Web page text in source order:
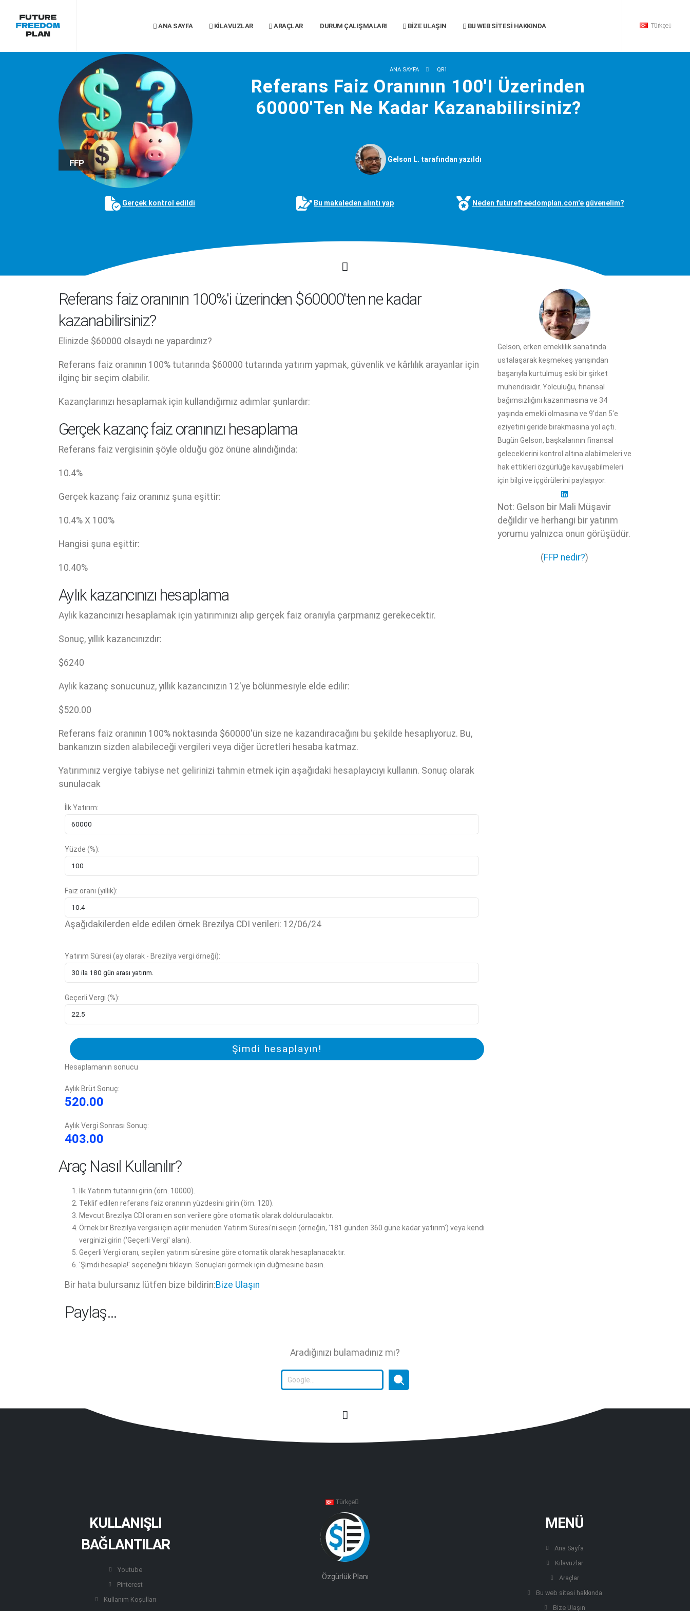
ANA SAYFA KILAVUZLAR ARAÇLAR DURUM ÇALIŞMALARI BIZE ULAŞIN BU WEB SITESI HAKKINDA Türkçe
FFP
ANA SAYFA QR1
Referans Faiz Oranının 100'I Üzerinden
60000'Ten Ne Kadar Kazanabilirsiniz?
Gelson L. tarafından yazıldı
Gerçek kontrol edildi Bu makaleden alıntı yap Neden futurefreedomplan.com'e güvenelim?
Referans faiz oranının 100%'i üzerinden $60000'ten ne kadar
kazanabilirsiniz?
Elinizde $60000 olsaydı ne yapardınız?
Referans faiz oranının 100% tutarında $60000 tutarında yatırım yapmak, güvenlik ve kârlılık arayanlar için
ilginç bir seçim olabilir.
Kazançlarınızı hesaplamak için kullandığımız adımlar şunlardır:
Gerçek kazanç faiz oranınızı hesaplama
Referans faiz vergisinin şöyle olduğu göz önüne alındığında:
10.4%
Gerçek kazanç faiz oranınız şuna eşittir:
10.4% X 100%
Hangisi şuna eşittir:
10.40%
Aylık kazancınızı hesaplama
Aylık kazancınızı hesaplamak için yatırımınızı alıp gerçek faiz oranıyla çarpmanız gerekecektir.
Sonuç, yıllık kazancınızdır:
$6240
Aylık kazanç sonucunuz, yıllık kazancınızın 12'ye bölünmesiyle elde edilir:
$520.00
Referans faiz oranının 100% noktasında $60000'ün size ne kazandıracağını bu şekilde hesaplıyoruz. Bu,
bankanızın sizden alabileceği vergileri veya diğer ücretleri hesaba katmaz.
Yatırımınız vergiye tabiyse net gelirinizi tahmin etmek için aşağıdaki hesaplayıcıyı kullanın. Sonuç olarak
sunulacak
İlk Yatırım:
Yüzde (%):
Faiz oranı (yıllık):
Aşağıdakilerden elde edilen örnek Brezilya CDI verileri: 12/06/24
Yatırım Süresi (ay olarak - Brezilya vergi örneği):
Geçerli Vergi (%):
Şimdi hesaplayın!
Hesaplamanın sonucu
Aylık Brüt Sonuç:
520.00
Aylık Vergi Sonrası Sonuç:
403.00
Araç Nasıl Kullanılır?
İlk Yatırım tutarını girin (örn. 10000).
Teklif edilen referans faiz oranının yüzdesini girin (örn. 120).
Mevcut Brezilya CDI oranı en son verilere göre otomatik olarak doldurulacaktır.
Örnek bir Brezilya vergisi için açılır menüden Yatırım Süresi'ni seçin (örneğin, '181 günden 360 güne kadar yatırım') veya kendi
verginizi girin ('Geçerli Vergi' alanı).
Geçerli Vergi oranı, seçilen yatırım süresine göre otomatik olarak hesaplanacaktır.
'Şimdi hesapla!' seçeneğini tıklayın. Sonuçları görmek için düğmesine basın.
Bir hata bulursanız lütfen bize bildirin:Bize Ulaşın
Paylaş…
Gelson, erken emeklilik sanatında
ustalaşarak keşmekeş yarışından
başarıyla kurtulmuş eski bir şirket
mühendisidir. Yolculuğu, finansal
bağımsızlığını kazanmasına ve 34
yaşında emekli olmasına ve 9'dan 5'e
eziyetini geride bırakmasına yol açtı.
Bugün Gelson, başkalarının finansal
geleceklerini kontrol altına alabilmeleri ve
hak ettikleri özgürlüğe kavuşabilmeleri
için bilgi ve içgörülerini paylaşıyor.
Not: Gelson bir Mali Müşavir
değildir ve herhangi bir yatırım
yorumu yalnızca onun görüşüdür.
(FFP nedir?)
Aradığınızı bulamadınız mı?
Türkçe
KULLANIŞLI
BAĞLANTILAR
Youtube
Pinterest
Kullanım Koşulları
Özgürlük Planı
MENÜ
Ana Sayfa
Kılavuzlar
Araçlar
Bu web sitesi hakkında
Bize Ulaşın